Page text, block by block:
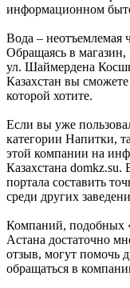
информационном
Вода – неотъемлемая
Обращаясь в
ул. Шаймердена
Казахстан вы
которой хотите.
Если вы уже
категории Напитки,
этой компании на
Казахстана
портала составить
среди других
Компаний, подобных
Астана достаточно
отзыв, могут помочь
обращаться в